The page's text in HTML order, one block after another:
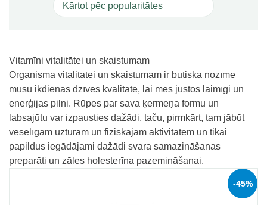
Vitamīni vitalitātei un skaistumam
Organisma vitalitātei un skaistumam ir būtiska nozīme
mūsu ikdienas dzīves kvalitātē, lai mēs justos laimīgi un
enerģijas pilni. Rūpes par sava ķermeņa formu un
labsajūtu var izpausties dažādi, taču, pirmkārt, tam jābūt
veselīgam uzturam un fiziskajām aktivitātēm un tikai
papildus iegādājami dažādi svara samazināšanas
preparāti un zāles holesterīna pazemināšanai.
-45%